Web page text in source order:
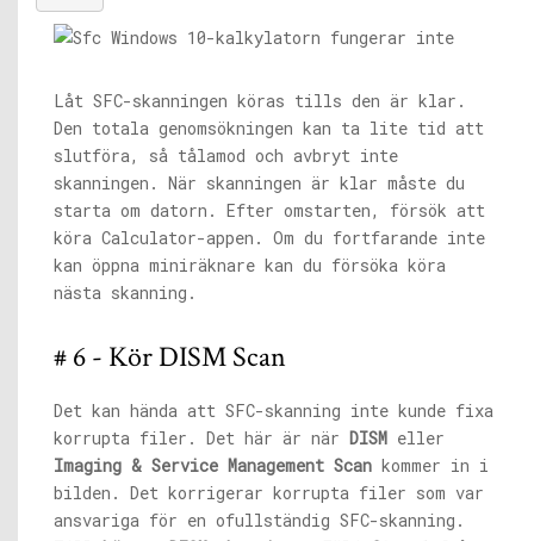
Låt SFC-skanningen köras tills den är klar.
Den totala genomsökningen kan ta lite tid att
slutföra, så tålamod och avbryt inte
skanningen. När skanningen är klar måste du
starta om datorn. Efter omstarten, försök att
köra Calculator-appen. Om du fortfarande inte
kan öppna miniräknare kan du försöka köra
nästa skanning.
# 6 - Kör DISM Scan
Det kan hända att SFC-skanning inte kunde fixa
korrupta filer. Det här är när DISM eller
Imaging & Service Management Scan kommer in i
bilden. Det korrigerar korrupta filer som var
ansvariga för en ofullständig SFC-skanning.